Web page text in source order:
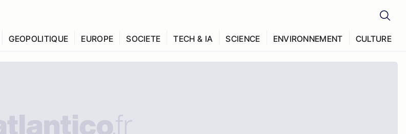
GEOPOLITIQUE EUROPE SOCIETE TECH & IA SCIENCE ENVIRONNEMENT CULTURE